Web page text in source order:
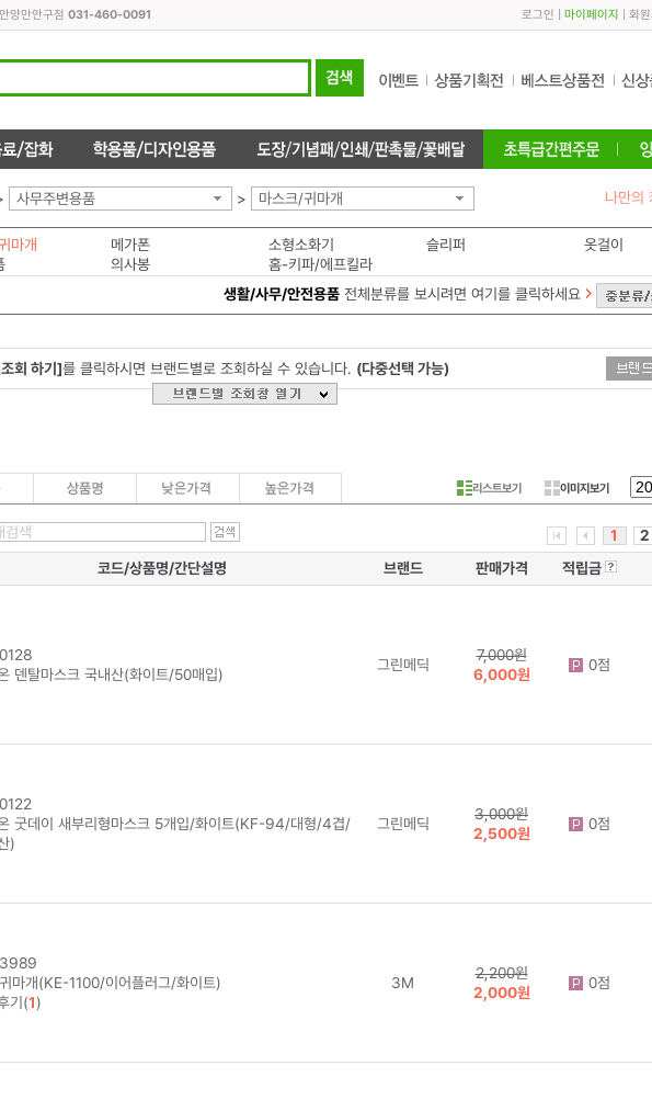
양만안구점 031-460-0091 로그인 마이페이지 회
사무주변용품 > 마스크/귀마개 나만의
마개 메가폰 소형소화기 슬리퍼
옷걸이
의사봉
홈-키파/에프킬라
생활/사무/안전용품전체분류를 보시려면 여기를 클릭하세요
회 하기]를 클릭하시면 브랜드별로 조회하실 수 있습니다. (다중선택 가능)
리스트보기 이미지보기
1 2
코드/상품명/간단설명 브랜드 판매가격 적립금
덴탈마스크 국내산(화이트/50매입)
그린메딕
7,000원
6,000원
0점
굿데이 새부리형마스크 5개입/화이트(KF-94/대형/4겹/
)
그린메딕
3,000원
2,500원
0점
마개(KE-1100/이어플러그/화이트)
기(1)
3M
2,200원
2,000원
0점